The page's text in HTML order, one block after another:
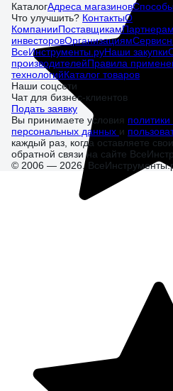
КаталогАдреса магазинов
Что улучшить? КонтактыО
КомпанииПоставщикамПартнерам
инвесторовОрганизациям
ВсеИнструменты.руНаши закупки
производителейПравила
технологийКаталог товаров
Наши соцсети
Чат для бизнес-клиентов
Подать заявку
Вы принимаете условия
персональных данных и
каждый раз, когда оставляете
обратной связи на сайте
© 2006 — 2026.